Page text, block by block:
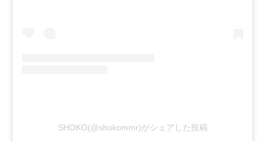
SHOKO(@shokommr)がシェアした投稿